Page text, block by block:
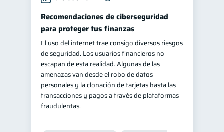
Recomendaciones de ciberseguridad
para proteger tus finanzas
El uso del internet trae consigo diversos riesgos
de seguridad. Los usuarios financieros no
escapan de esta realidad. Algunas de las
amenazas van desde el robo de datos
personales y la clonación de tarjetas hasta las
transacciones y pagos a través de plataformas
fraudulentas.